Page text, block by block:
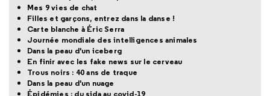
Mes 9 vies de chat
Filles et garçons, entrez dans la danse !
Carte blanche à Éric Serra
Journée mondiale des intelligences animales
Dans la peau d'un iceberg
En finir avec les fake news sur le cerveau
Trous noirs : 40 ans de traque
Dans la peau d'un nuage
Épidémies : du sida au covid-19